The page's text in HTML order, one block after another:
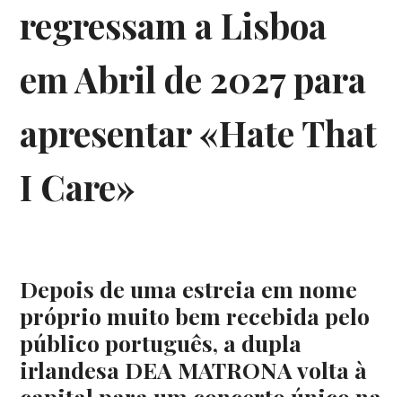
regressam a Lisboa
em Abril de 2027 para
apresentar «Hate That
I Care»
Depois de uma estreia em nome
próprio muito bem recebida pelo
público português, a dupla
irlandesa DEA MATRONA volta à